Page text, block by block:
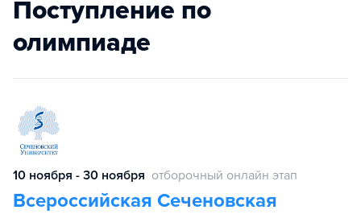
Поступление по
олимпиаде
10 ноября - 30 ноября отборочный онлайн этап
Всероссийская Сеченовская